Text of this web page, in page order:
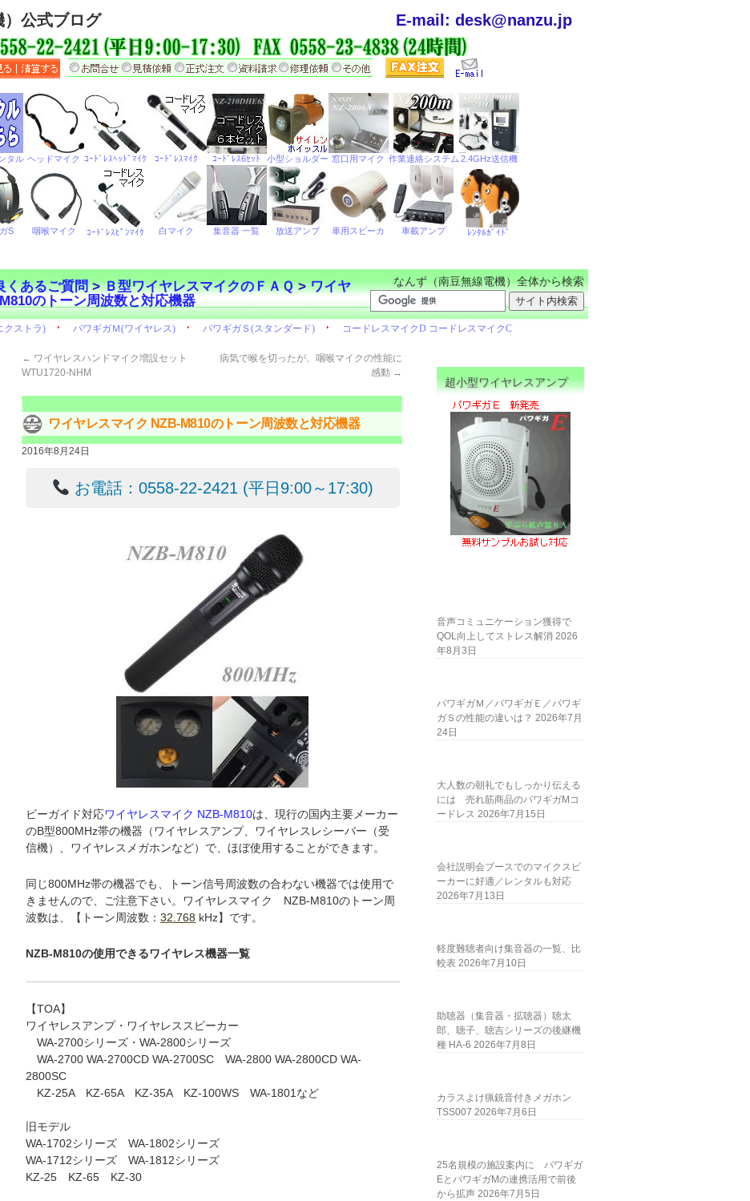
公式ブログ E-mail: desk@nanzu.jp
くあるご質問>Ｂ型ワイヤレスマイクのＦＡＱ>ワイヤ
のトーン周波数と対応機器
なんず（南豆無線電機）全体から検索
← ワイヤレスハンドマイク増設セット
WTU1720-NHM
病気で喉を切ったが、咽喉マイクの性能に
感動 →
ワイヤレスマイク NZB-M810のトーン周波数と対応機器
2016年8月24日
お電話：0558-22-2421 (平日9:00～17:30)
ビーガイド対応ワイヤレスマイク NZB-M810は、現行の国内主要メーカー
のB型800MHz帯の機器（ワイヤレスアンプ、ワイヤレスレシーバー（受
信機）、ワイヤレスメガホンなど）で、ほぼ使用することができます。
同じ800MHz帯の機器でも、トーン信号周波数の合わない機器では使用で
きませんので、ご注意下さい。ワイヤレスマイク NZB-M810のトーン周
波数は、【トーン周波数：32.768kHz】です。
NZB-M810の使用できるワイヤレス機器一覧
【TOA】
ワイヤレスアンプ・ワイヤレススピーカー
WA-2700シリーズ・WA-2800シリーズ
WA-2700 WA-2700CD WA-2700SC WA-2800 WA-2800CD WA-
2800SC
KZ-25A KZ-65A KZ-35A KZ-100WS WA-1801など
旧モデル
WA-1702シリーズ WA-1802シリーズ
WA-1712シリーズ WA-1812シリーズ
KZ-25 KZ-65 KZ-30
超小型ワイヤレスアンプ
音声コミュニケーション獲得で
QOL向上してストレス解消 2026
年8月3日
パワギガＭ／パワギガＥ／パワギ
ガＳの性能の違いは？ 2026年7月
24日
大人数の朝礼でもしっかり伝える
には 売れ筋商品のパワギガMコ
ードレス 2026年7月15日
会社説明会ブースでのマイクスピ
ーカーに好適／レンタルも対応
2026年7月13日
軽度難聴者向け集音器の一覧、比
較表 2026年7月10日
助聴器（集音器・拡聴器）聴太
郎、聴子、聴吉シリーズの後継機
種 HA-6 2026年7月8日
カラスよけ猟銃音付きメガホン
TSS007 2026年7月6日
25名規模の施設案内に パワギガ
EとパワギガMの連携活用で前後
から拡声 2026年7月5日